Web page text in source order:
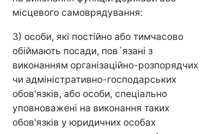
місцевого самоврядування:
3) особи, які постійно або тимчасово
обіймають посади, пов´язані з
виконанням організаційно-розпорядчих
чи адміністративно-господарських
обов'язків, або особи, спеціально
уповноважені на виконання таких
обов'язків у юридичних особах